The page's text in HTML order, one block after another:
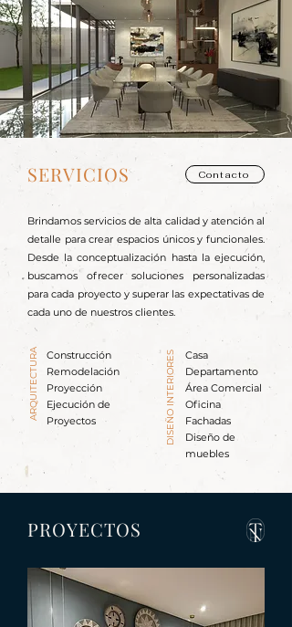
SERVICIOS Contacto
Brindamos servicios de alta calidad y atención al
detalle para crear espacios únicos y funcionales.
Desde la conceptualización hasta la ejecución,
buscamos ofrecer soluciones personalizadas
para cada proyecto y superar las expectativas de
cada uno de nuestros clientes.
Casa
Departamento
Área Comercial
Oficina
Fachadas
Diseño de
muebles
DISEÑO INTERIORES
Construcción
Remodelación
Proyección
Ejecución de
Proyectos
ARQUITECTURA
PROYECTOS